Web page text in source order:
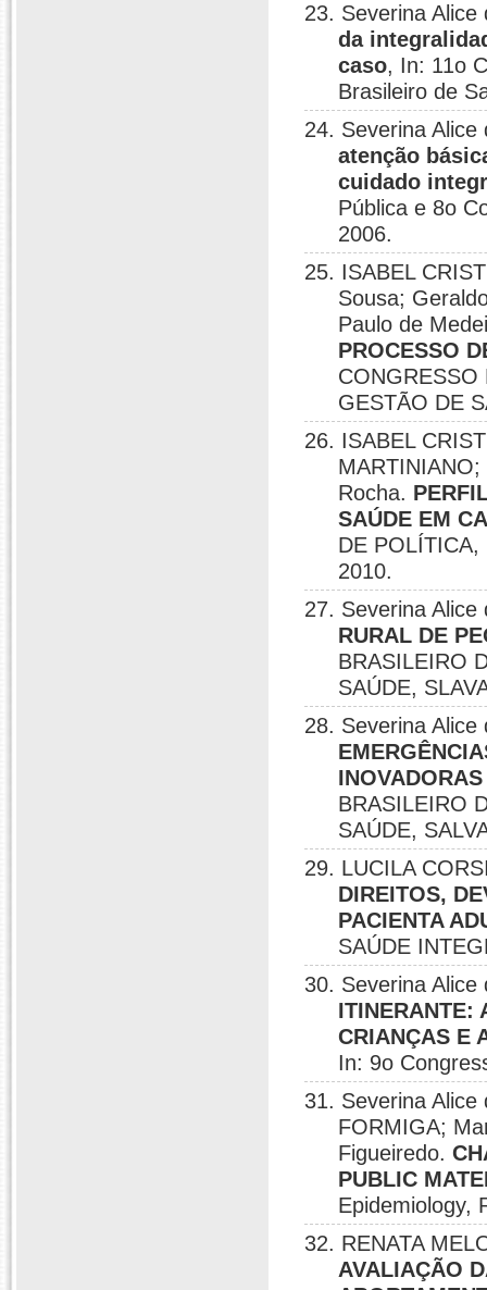
23. Severina
da
caso, In: 11o
Brasileiro de
24. Severina
atenção
cuidado
Pública e 8o
2006.
25. ISABEL
Sousa;
Paulo de
PROCESSO
CONGRESSO
GESTÃO DE
26. ISABEL
Rocha.
SAÚDE EM
DE POLÍTICA,
2010.
27. Severina
RURAL DE
BRASILEIRO
SAÚDE,
28. Severina
BRASILEIRO
SAÚDE,
29. LUCILA
DIREITOS,
PACIENTA
SAÚDE
30. Severina
ITINERANTE:
CRIANÇAS E
In: 9o
31. Severina
FORMIGA;
Figueiredo.
PUBLIC
Epidemiology,
32. RENATA
AVALIAÇÃO